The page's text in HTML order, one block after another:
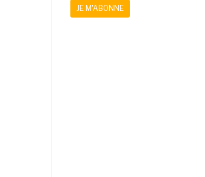
JE M'ABONNE